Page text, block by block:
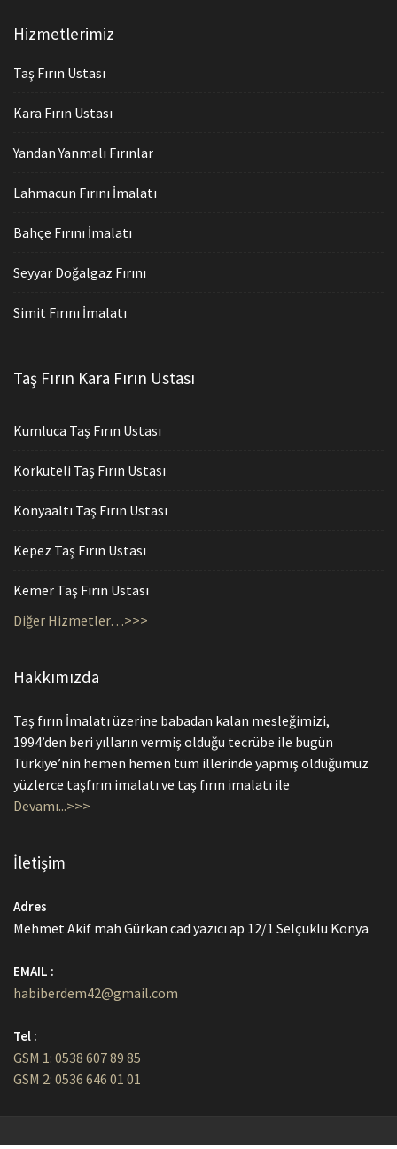
Hizmetlerimiz
Taş Fırın Ustası
Kara Fırın Ustası
Yandan Yanmalı Fırınlar
Lahmacun Fırını İmalatı
Bahçe Fırını İmalatı
Seyyar Doğalgaz Fırını
Simit Fırını İmalatı
Taş Fırın Kara Fırın Ustası
Kumluca Taş Fırın Ustası
Korkuteli Taş Fırın Ustası
Konyaaltı Taş Fırın Ustası
Kepez Taş Fırın Ustası
Kemer Taş Fırın Ustası
Diğer Hizmetler…>>>
Hakkımızda
Taş fırın İmalatı üzerine babadan kalan mesleğimizi,
1994’den beri yılların vermiş olduğu tecrübe ile bugün
Türkiye’nin hemen hemen tüm illerinde yapmış olduğumuz
yüzlerce taşfırın imalatı ve taş fırın imalatı ile
Devamı...>>>
İletişim
Adres
Mehmet Akif mah Gürkan cad yazıcı ap 12/1 Selçuklu Konya
EMAIL :
habiberdem42@gmail.com
Tel :
GSM 1: 0538 607 89 85
GSM 2: 0536 646 01 01